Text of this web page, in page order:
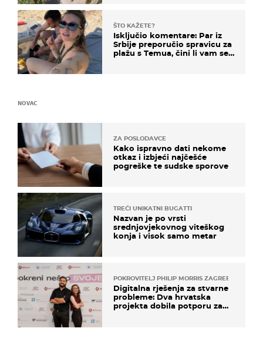
ŠTO KAŽETE?
Isključio komentare: Par iz
Srbije preporučio spravicu za
plažu s Temua, čini li vam se
NOVAC
ZA POSLODAVCE
Kako ispravno dati nekome
otkaz i izbjeći najčešće
pogreške te sudske sporove
TREĆI UNIKATNI BUGATTI
Nazvan je po vrsti
srednjovjekovnog viteškog
konja i visok samo metar
POKROVITELJ PHILIP MORRIS ZAGREB
Digitalna rješenja za stvarne
probleme: Dva hrvatska
projekta dobila potporu za